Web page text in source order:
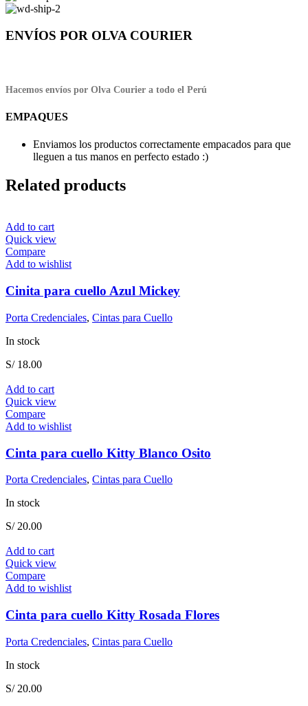
ENVÍOS POR OLVA COURIER
Hacemos envíos por Olva Courier a todo el Perú
EMPAQUES
Enviamos los productos correctamente empacados para que
lleguen a tus manos en perfecto estado :)
Related products
Add to cart
Quick view
Compare
Add to wishlist
Cinita para cuello Azul Mickey
Porta Credenciales, Cintas para Cuello
In stock
S/18.00
Add to cart
Quick view
Compare
Add to wishlist
Cinta para cuello Kitty Blanco Osito
Porta Credenciales, Cintas para Cuello
In stock
S/20.00
Add to cart
Quick view
Compare
Add to wishlist
Cinta para cuello Kitty Rosada Flores
Porta Credenciales, Cintas para Cuello
In stock
S/20.00